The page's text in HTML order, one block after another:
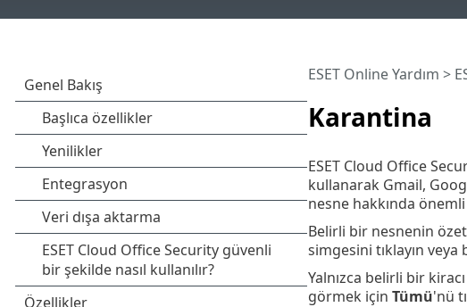
Karantina
ESET Online Yardım >
ESET Cloud Office
kullanarak Gmail,
nesne hakkında
Belirli bir nesnenin
simgesini tıklayın veya
Yalnızca belirli bir
görmek için Tümü'nü